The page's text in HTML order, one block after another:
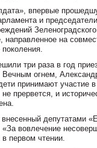
впервые
и
на
три раза в год
огнем,
принимают участие
прервется, и
депутатами
«За вовлечение
первом чтении.